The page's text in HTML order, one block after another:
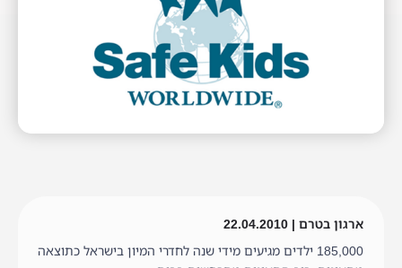
ארגון בטרם | 22.04.2010
185,000 ילדים מגיעים מידי שנה לחדרי המיון בישראל כתוצאה